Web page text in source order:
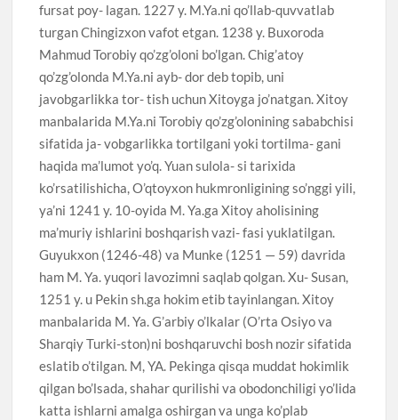
fursat poy- lagan. 1227 y. M.Ya.ni qo’llab-quvvatlab
turgan Chingizxon vafot etgan. 1238 y. Buxoroda
Mahmud Torobiy qo’zg’oloni bo’lgan. Chig’atoy
qo’zg’olonda M.Ya.ni ayb- dor deb topib, uni
javobgarlikka tor- tish uchun Xitoyga jo’natgan. Xitoy
manbalarida M.Ya.ni Torobiy qo’zg’olonining sababchisi
sifatida ja- vobgarlikka tortilgani yoki tortilma- gani
haqida ma’lumot yo’q. Yuan sulola- si tarixida
ko’rsatilishicha, O’qtoyxon hukmronligining so’nggi yili,
ya’ni 1241 y. 10-oyida M. Ya.ga Xitoy aholisining
ma’muriy ishlarini boshqarish vazi- fasi yuklatilgan.
Guyukxon (1246-48) va Munke (1251 — 59) davrida
ham M. Ya. yuqori lavozimni saqlab qolgan. Xu- Susan,
1251 y. u Pekin sh.ga hokim etib tayinlangan. Xitoy
manbalarida M. Ya. G’arbiy o’lkalar (O’rta Osiyo va
Sharqiy Turki-ston)ni boshqaruvchi bosh nozir sifatida
eslatib o’tilgan. M, YA. Pekinga qisqa muddat hokimlik
qilgan bo’lsada, shahar qurilishi va obodonchiligi yo’lida
katta ishlarni amalga oshirgan va unga ko’plab